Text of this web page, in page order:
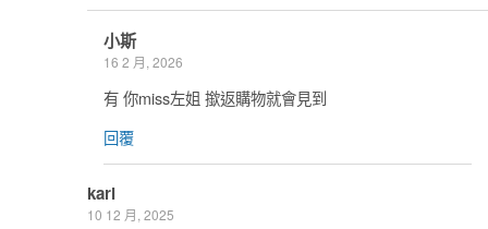
小斯
16 2 月, 2026
有 你miss左姐 撳返購物就會見到
回覆
karl
10 12 月, 2025